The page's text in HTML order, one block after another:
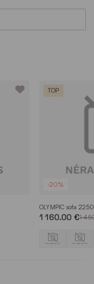
TOP
-20%
OLYMPIC sofa
1 160.00 €1